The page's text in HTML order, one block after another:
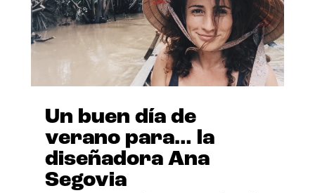
Un buen día de
verano para… la
diseñadora Ana
Segovia